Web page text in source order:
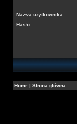
Nazwa użytkownika:
Hasło:
Home | Strona główna